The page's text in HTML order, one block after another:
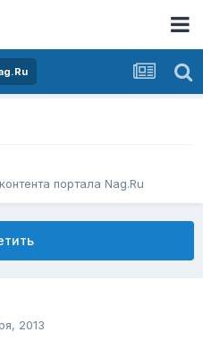
портала Nag.Ru
2013